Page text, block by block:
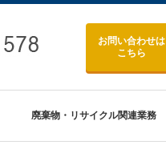
お問い合わせは
こちら
廃棄物・リサイクル関連業務